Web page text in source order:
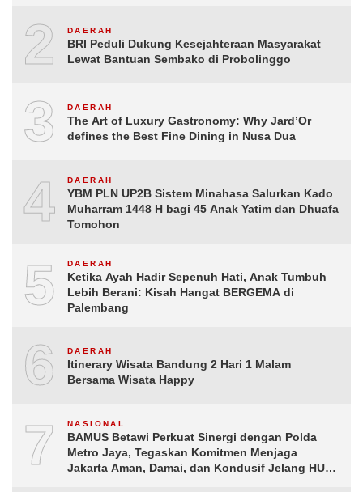
2 DAERAH
BRI Peduli Dukung Kesejahteraan Masyarakat
Lewat Bantuan Sembako di Probolinggo
3 DAERAH
The Art of Luxury Gastronomy: Why Jard’Or
defines the Best Fine Dining in Nusa Dua
4 DAERAH
YBM PLN UP2B Sistem Minahasa Salurkan Kado
Muharram 1448 H bagi 45 Anak Yatim dan Dhuafa
Tomohon
5 DAERAH
Ketika Ayah Hadir Sepenuh Hati, Anak Tumbuh
Lebih Berani: Kisah Hangat BERGEMA di
Palembang
6 DAERAH
Itinerary Wisata Bandung 2 Hari 1 Malam
Bersama Wisata Happy
7 NASIONAL
BAMUS Betawi Perkuat Sinergi dengan Polda
Metro Jaya, Tegaskan Komitmen Menjaga
Jakarta Aman, Damai, dan Kondusif Jelang HUT